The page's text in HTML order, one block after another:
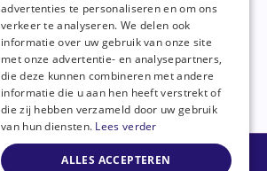
© Strak Plan 2026
advertenties te personaliseren en om ons
verkeer te analyseren. We delen ook
informatie over uw gebruik van onze site
met onze advertentie- en analysepartners,
die deze kunnen combineren met andere
informatie die u aan hen heeft verstrekt of
die zij hebben verzameld door uw gebruik
van hun diensten. Lees verder
ALLES ACCEPTEREN